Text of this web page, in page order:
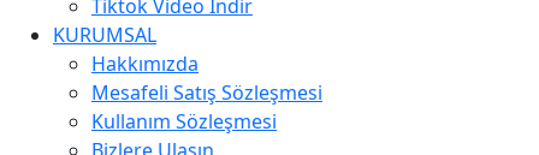
Tiktok Video İndir
KURUMSAL
Hakkımızda
Mesafeli Satış Sözleşmesi
Kullanım Sözleşmesi